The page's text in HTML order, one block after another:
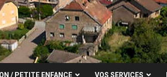
/ PETITE ENFANCE VOS SERVICES